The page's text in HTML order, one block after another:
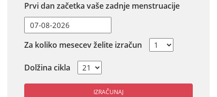
Prvi dan začetka vaše zadnje menstruacije
Za koliko mesecev želite izračun
Dolžina cikla
IZRAČUNAJ